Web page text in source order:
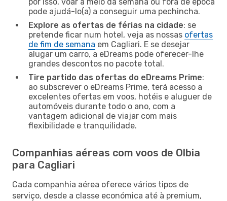
pode ajudá-lo(a) a conseguir uma pechincha.
Explore as ofertas de férias na cidade: se
pretende ficar num hotel, veja as nossas ofertas
de fim de semana em Cagliari. E se desejar
alugar um carro, a eDreams pode oferecer-lhe
grandes descontos no pacote total.
Tire partido das ofertas do eDreams Prime:
ao subscrever o eDreams Prime, terá acesso a
excelentes ofertas em voos, hotéis e aluguer de
automóveis durante todo o ano, com a
vantagem adicional de viajar com mais
flexibilidade e tranquilidade.
Companhias aéreas com voos de Olbia
para Cagliari
Cada companhia aérea oferece vários tipos de
serviço, desde a classe económica até à premium,